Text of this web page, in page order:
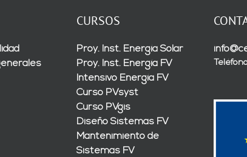
CURSOS
Proy. Inst. Energía Solar
Proy. Inst. Energía FV
Intensivo Energía FV
Curso PVsyst
Curso PVgis
Diseño Sistemas FV
Mantenimiento de
Sistemas FV